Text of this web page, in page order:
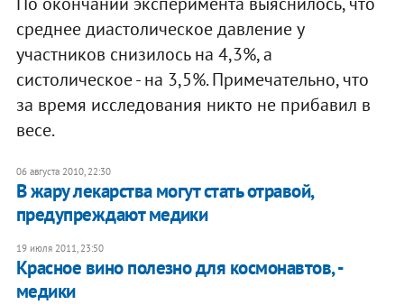
среднее диастолическое давление у
участников снизилось на 4,3%, а
систолическое - на 3,5%. Примечательно, что
за время исследования никто не прибавил в
весе.
06 августа 2010, 22:30
В жару лекарства могут стать отравой,
предупреждают медики
19 июля 2011, 23:50
Красное вино полезно для космонавтов, -
медики